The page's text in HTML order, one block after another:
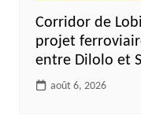
Corridor de
projet
entre Dilolo et
août 6, 2026